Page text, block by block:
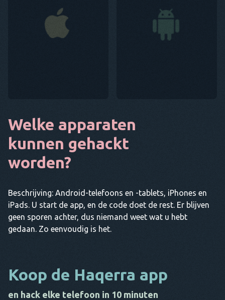
Welke apparaten
kunnen gehackt
worden?
Beschrijving: Android-telefoons en -tablets, iPhones en
iPads. U start de app, en de code doet de rest. Er blijven
geen sporen achter, dus niemand weet wat u hebt
gedaan. Zo eenvoudig is het.
Koop de Haqerra app
en hack elke telefoon in 10 minuten